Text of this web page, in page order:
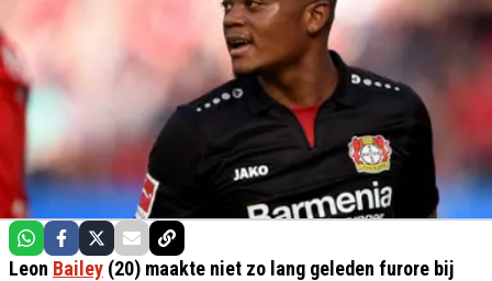
Leon Bailey (20) maakte niet zo lang geleden furore bij